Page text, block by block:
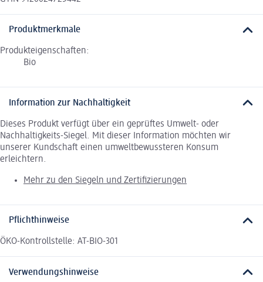
Produktmerkmale
Produkteigenschaften:
Bio
Information zur Nachhaltigkeit
Dieses Produkt verfügt über ein geprüftes Umwelt- oder
Nachhaltigkeits-Siegel. Mit dieser Information möchten wir
unserer Kundschaft einen umweltbewussteren Konsum
erleichtern.
Mehr zu den Siegeln und Zertifizierungen
Pflichthinweise
ÖKO-Kontrollstelle: AT-BIO-301
Verwendungshinweise